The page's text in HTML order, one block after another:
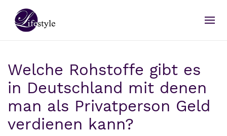
Welche Rohstoffe gibt es
in Deutschland mit denen
man als Privatperson Geld
verdienen kann?